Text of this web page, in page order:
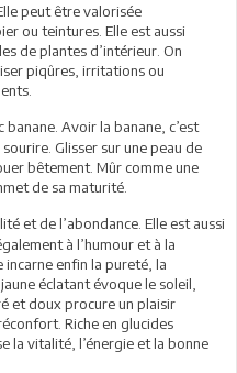
peut être valorisée
ou teintures. Elle est aussi
de plantes d’intérieur. On
piqûres, irritations ou
Avoir la banane, c’est
Glisser sur une peau de
bêtement. Mûr comme une
de sa maturité.
et de l’abondance. Elle est aussi
à l’humour et à la
incarne enfin la pureté, la
éclatant évoque le soleil,
et doux procure un plaisir
Riche en glucides
la vitalité, l’énergie et la bonne